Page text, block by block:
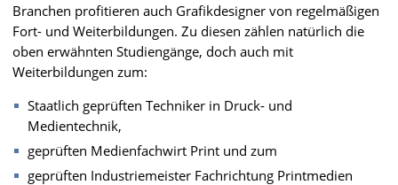
Branchen profitieren auch Grafikdesigner von regelmäßigen
Fort- und Weiterbildungen. Zu diesen zählen natürlich die
oben erwähnten Studiengänge, doch auch mit
Weiterbildungen zum:
Staatlich geprüften Techniker in Druck- und
Medientechnik,
geprüften Medienfachwirt Print und zum
geprüften Industriemeister Fachrichtung Printmedien